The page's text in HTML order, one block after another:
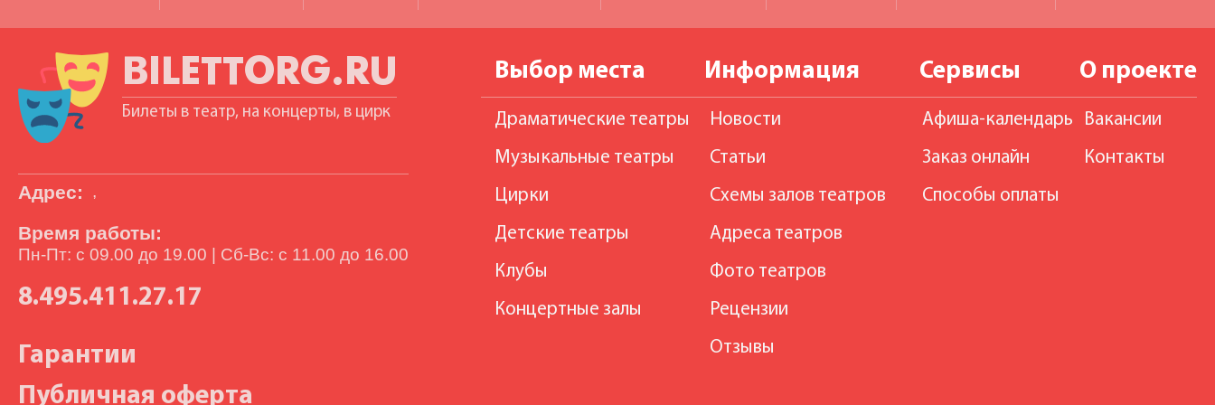
BILETTORG.RU
Билеты в театр, на концерты, в цирк
Адрес: ,
Время работы:
Пн-Пт: с 09.00 до 19.00 | Сб-Вс: с 11.00 до 16.00
8.495.411.27.17
Гарантии
Публичная оферта
Выбор места Информация Сервисы О проекте
Драматические театры
Музыкальные театры
Цирки
Детские театры
Клубы
Концертные залы
Новости
Статьи
Схемы залов театров
Адреса театров
Фото театров
Рецензии
Отзывы
Афиша-календарь
Заказ онлайн
Способы оплаты
Вакансии
Контакты